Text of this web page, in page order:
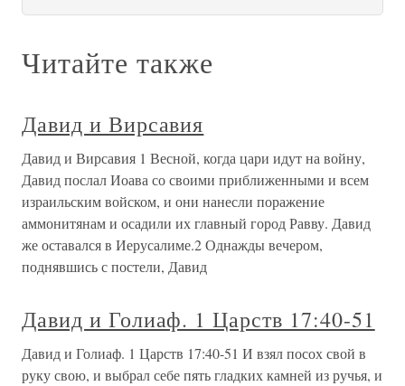
Читайте также
Давид и Вирсавия
Давид и Вирсавия 1 Весной, когда цари идут на войну,
Давид послал Иоава со своими приближенными и всем
израильским войском, и они нанесли поражение
аммонитянам и осадили их главный город Равву. Давид
же оставался в Иерусалиме.2 Однажды вечером,
поднявшись с постели, Давид
Давид и Голиаф. 1 Царств 17:40-51
Давид и Голиаф. 1 Царств 17:40-51 И взял посох свой в
руку свою, и выбрал себе пять гладких камней из ручья, и